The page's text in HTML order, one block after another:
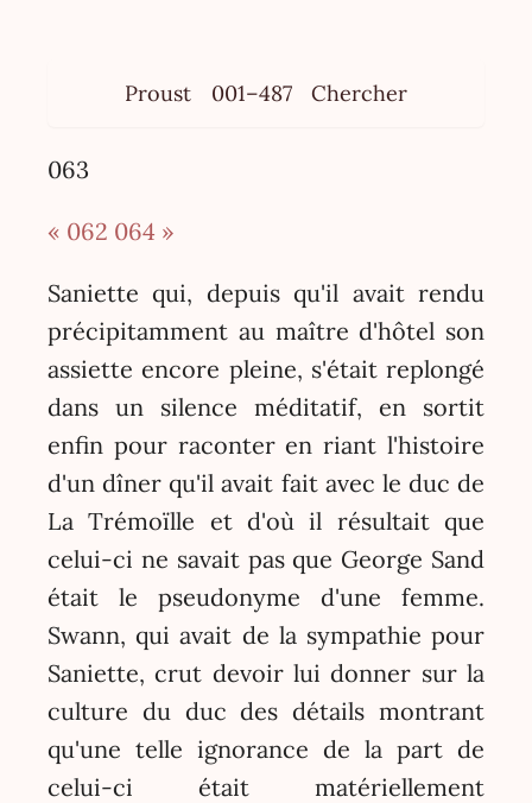
Proust 001–487 Chercher
063
« 062 064 »
Saniette qui, depuis qu'il avait rendu
précipitamment au maître d'hôtel son
assiette encore pleine, s'était replongé
dans un silence méditatif, en sortit
enfin pour raconter en riant l'histoire
d'un dîner qu'il avait fait avec le duc de
La Trémoïlle et d'où il résultait que
celui-ci ne savait pas que George Sand
était le pseudonyme d'une femme.
Swann, qui avait de la sympathie pour
Saniette, crut devoir lui donner sur la
culture du duc des détails montrant
qu'une telle ignorance de la part de
celui-ci était matériellement